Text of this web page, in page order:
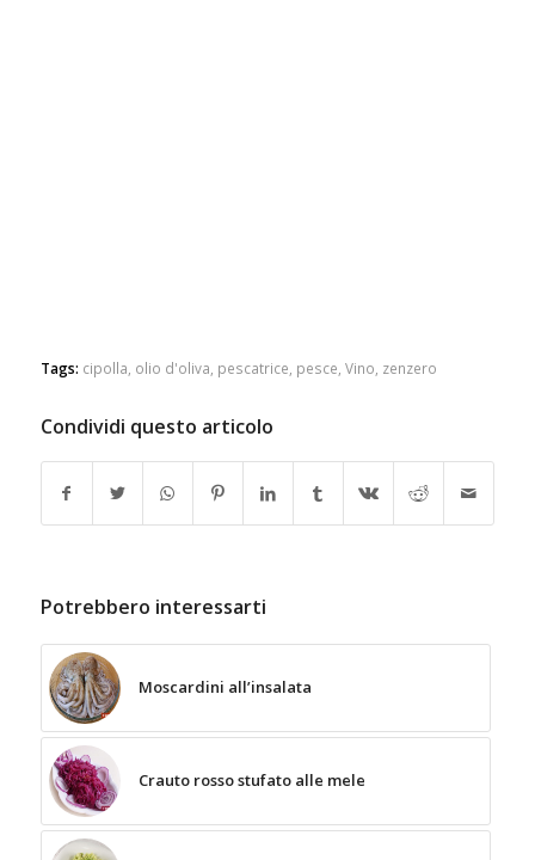
Tags: cipolla, olio d'oliva, pescatrice, pesce, Vino, zenzero
Condividi questo articolo
Potrebbero interessarti
Moscardini all’insalata
Crauto rosso stufato alle mele